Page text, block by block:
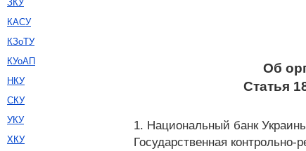
Об
Статья
1. Национальный банк
Государственная
ЗКУ
КАСУ
КЗоТУ
КУоАП
НКУ
СКУ
УКУ
ХКУ